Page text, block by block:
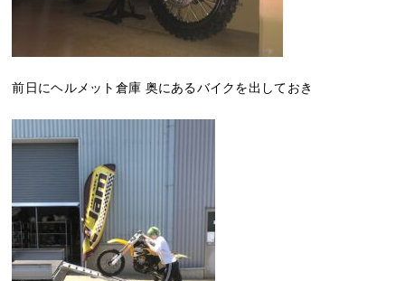
前日にヘルメット倉庫 奥にあるバイクを出しておき